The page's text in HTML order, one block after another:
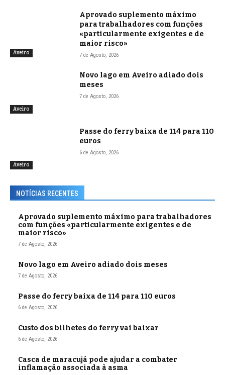
Aveiro
Aprovado suplemento máximo
para trabalhadores com funções
«particularmente exigentes e de
maior risco»
7 de Agosto, 2026
Aveiro
Novo lago em Aveiro adiado dois
meses
7 de Agosto, 2026
Aveiro
Passe do ferry baixa de 114 para 110
euros
6 de Agosto, 2026
NOTÍCIAS RECENTES
Aprovado suplemento máximo para trabalhadores
com funções «particularmente exigentes e de
maior risco»
7 de Agosto, 2026
Novo lago em Aveiro adiado dois meses
7 de Agosto, 2026
Passe do ferry baixa de 114 para 110 euros
6 de Agosto, 2026
Custo dos bilhetes do ferry vai baixar
6 de Agosto, 2026
Casca de maracujá pode ajudar a combater
inflamação associada à asma